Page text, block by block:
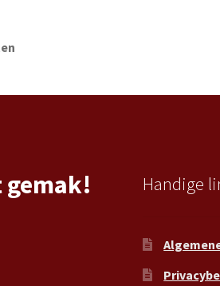
gemak! Handige